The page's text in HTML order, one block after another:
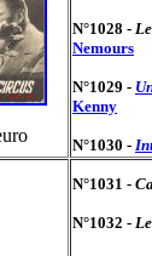
N°1028 -
Nemours
N°1029 -
Kenny
N°1030 -
N°1031 -
N°1032 -